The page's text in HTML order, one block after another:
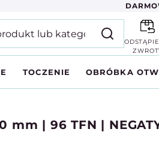
TOCZENIE OBRÓBKA
| 96 TFN |